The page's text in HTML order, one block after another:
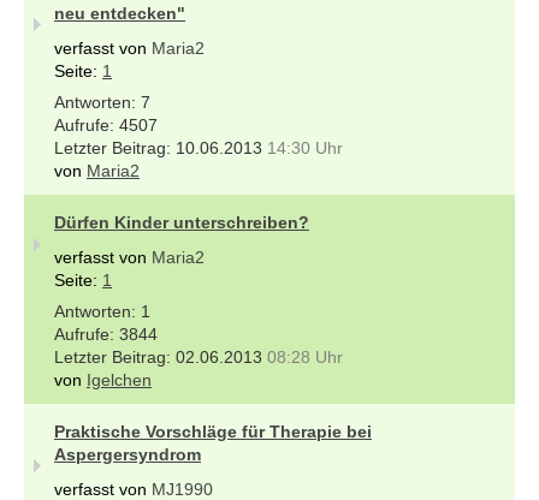
neu entdecken"
verfasst von Maria2
Seite: 1
7
4507
10.06.2013 14:30 Uhr
von Maria2
Dürfen Kinder unterschreiben?
verfasst von Maria2
Seite: 1
1
3844
02.06.2013 08:28 Uhr
von Igelchen
Praktische Vorschläge für Therapie bei
Aspergersyndrom
verfasst von MJ1990